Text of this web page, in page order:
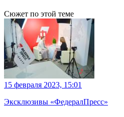
Сюжет по этой теме
15 февраля 2023, 15:01
Эксклюзивы «ФедералПресс»